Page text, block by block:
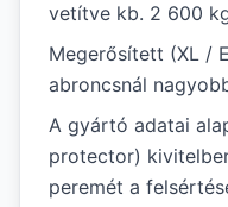
vetítve kb. 2 600
Megerősített (XL /
abroncsnál
A gyártó adatai
protector)
peremét a